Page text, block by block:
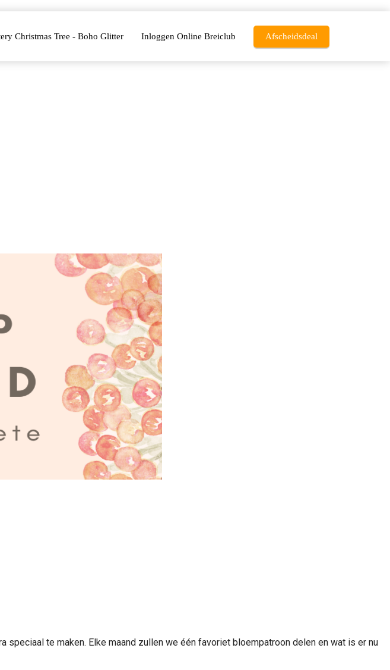
Christmas Tree - Boho Glitter Inloggen Online Breiclub Afscheidsdeal
te maken. Elke maand zullen we één favoriet bloempatroon delen en wat is er nu